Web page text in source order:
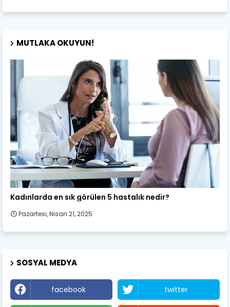
MUTLAKA OKUYUN!
Kadın Sağlığı
Kadınlarda en sık görülen 5 hastalık nedir?
Pazartesi, Nisan 21, 2025
SOSYAL MEDYA
facebook twitter